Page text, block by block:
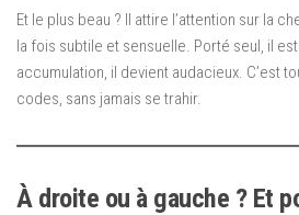
Et le plus beau ? Il attire l’attention sur la
la fois subtile et sensuelle. Porté seul, il
accumulation, il devient audacieux. C’est
codes, sans jamais se trahir.
À droite ou à gauche ? Et